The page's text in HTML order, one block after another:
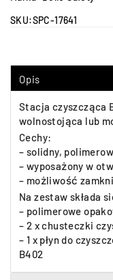
SKU:SPC-17641
Opis
Stacja czyszcząca
wolnostojąca lub
Cechy:
– solidny,
– wyposażony w
– możliwość
Na zestaw składa
– polimerowe
– 2 x chusteczki
– 1 x płyn do
B402